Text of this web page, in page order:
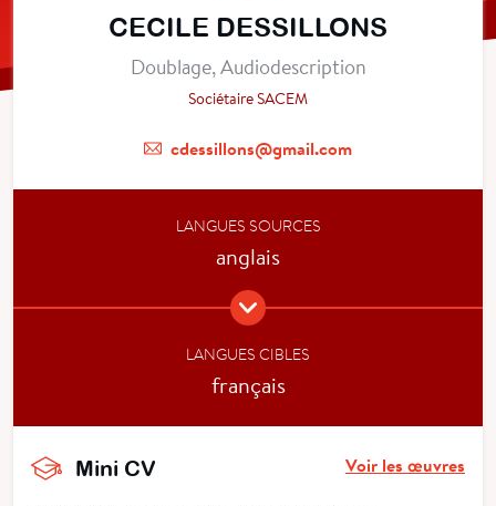
CECILE DESSILLONS
Doublage, Audiodescription
Sociétaire SACEM
cdessillons@gmail.com
LANGUES SOURCES
anglais
LANGUES CIBLES
français
Mini CV Voir les œuvres